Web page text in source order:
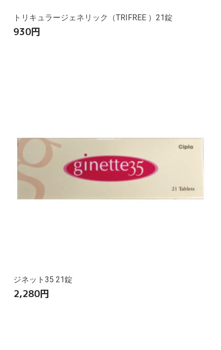
トリキュラージェネリック（TRIFREE ）21錠
930円
ジネット35 21錠
2,280円